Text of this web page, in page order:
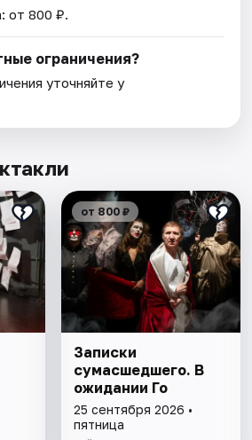
от 800 ₽.
ограничения?
уточняйте у
от 800 ₽
Записки
сумасшедшего. В
ожидании Го
25 сентября 2026 •
пятница